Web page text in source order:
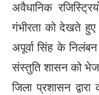
अवैधानिक
गंभीरता को देखते हुए
अपूर्वा सिंह के निलंबन
संस्तुति शासन को भेज
जिला प्रशासन